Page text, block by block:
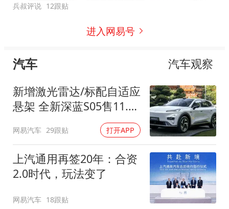
兵叔评说 12跟贴
进入网易号
汽车
汽车观察
新增激光雷达/标配自适应
悬架 全新深蓝S05售11.59
网易汽车 29跟贴 打开APP
上汽通用再签20年：合资
2.0时代，玩法变了
网易汽车 18跟贴